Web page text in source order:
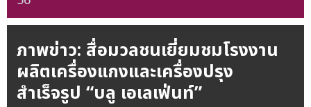
ภาพข่าว: สื่อมวลชนเยี่ยมชมโรงงาน
ผลิตเครื่องแกงและเครื่องปรุง
สำเร็จรูป “บลู เอเลเฟ่นท์”